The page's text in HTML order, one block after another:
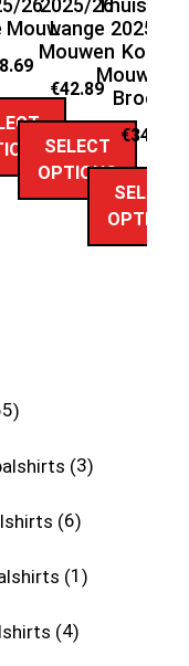
26
Mouw
2025/26
Lange
Mouwen
€42.89
SELECT
OPTIONS
2025/26
Korte
Mouwen
Broekje
€34.89
SELECT
OPTIONS
3
6
1
4